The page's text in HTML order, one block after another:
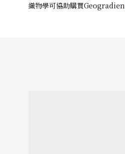
織物學可協助購買Geogradien